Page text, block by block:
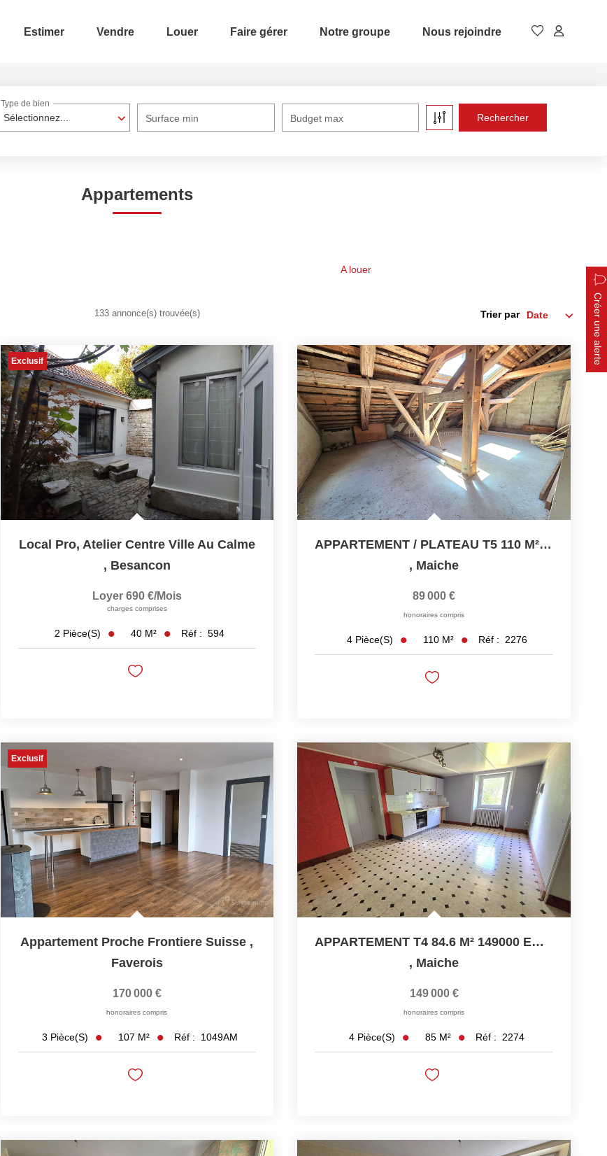
Estimer Vendre Louer Faire gérer Notre groupe Nous rejoindre
Sélectionnez...
Type de bien
Surface min Budget max
Appartements
A louer
Créer une alerte
133 annonce(s) trouvée(s) Trier par
Exclusif
Local Pro, Atelier Centre Ville Au Calme
, Besancon
Loyer 690 €/mois
charges comprises
2 Pièce(s) 40 M² Réf : 594
APPARTEMENT / PLATEAU T5 110 M² 89000 EUROS
, Maiche
89 000 €
honoraires compris
4 Pièce(s) 110 M² Réf : 2276
Exclusif
Appartement Proche Frontiere Suisse ,
Faverois
170 000 €
honoraires compris
3 Pièce(s) 107 M² Réf : 1049AM
APPARTEMENT T4 84.6 M² 149000 EUROS
, Maiche
149 000 €
honoraires compris
4 Pièce(s) 85 M² Réf : 2274